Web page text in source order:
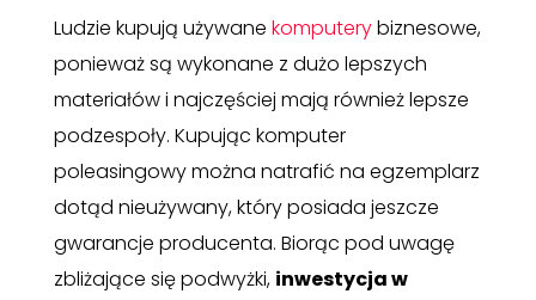
Ludzie kupują używane komputerybiznesowe,
ponieważ są wykonane z dużo lepszych
materiałów i najczęściej mają również lepsze
podzespoły. Kupując komputer
poleasingowy można natrafić na egzemplarz
dotąd nieużywany, który posiada jeszcze
gwarancje producenta. Biorąc pod uwagę
zbliżające się podwyżki, inwestycja w